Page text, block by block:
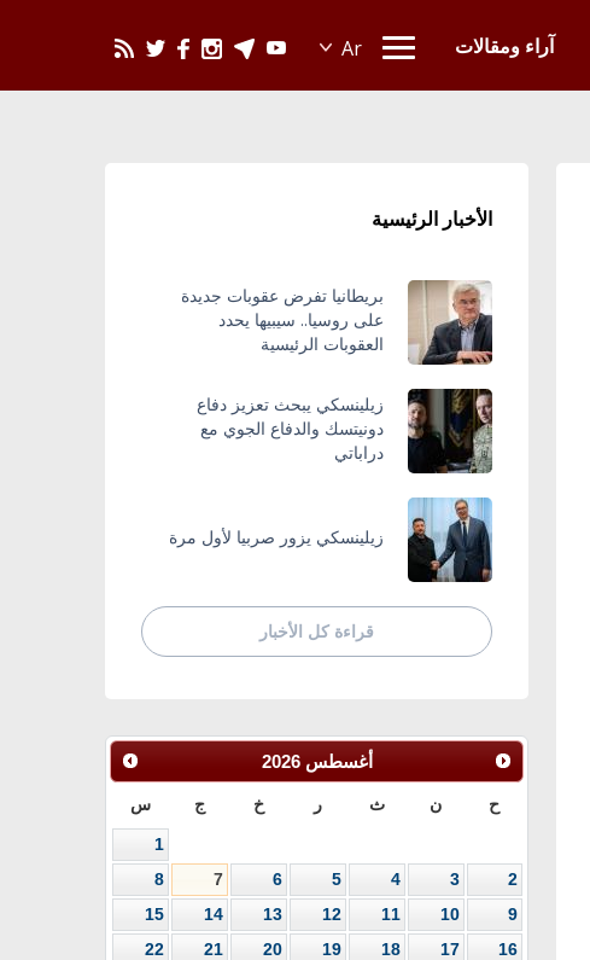
آراء ومقالات
الأخبار الرئيسية
بريطانيا تفرض عقوبات جديدة
على روسيا.. سيبيها يحدد
العقوبات الرئيسية
زيلينسكي يبحث تعزيز دفاع
دونيتسك والدفاع الجوي مع
دراباتي
زيلينسكي يزور صربيا لأول مرة
قراءة كل الأخبار
أغسطس 2026
ح ن ث ر خ ج س
1
2
3
4
5
6
7
8
9
10
11
12
13
14
15
16
17
18
19
20
21
22